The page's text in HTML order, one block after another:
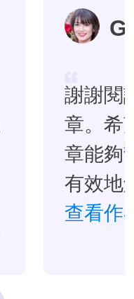
謝謝閱
章。希
章能夠
有效地
題。…
查看作